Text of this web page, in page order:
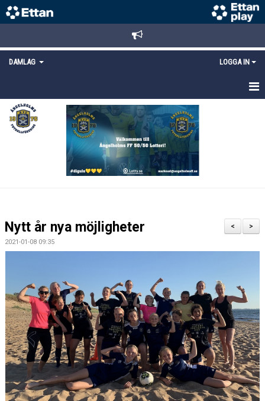
DAMLAG LOGGA IN
HEM
NYHETER
DOKUMENT
MEDLEMSANMÄLAN
>
<
Nytt år nya möjligheter
2021-01-08 09:35